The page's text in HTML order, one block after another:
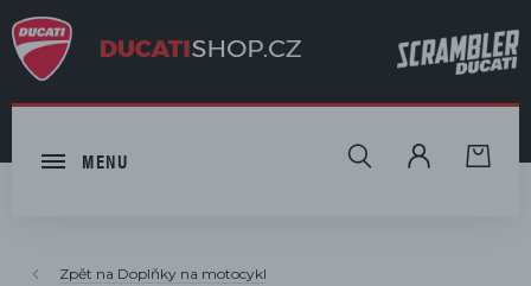
MENU HLEDAT
Doplňky na motocykl